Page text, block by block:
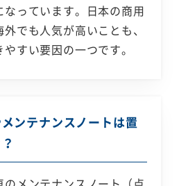
なっています。日本の商用
でも人気が高いことも、
すい要因の一つです。
ンテナンスノートは置